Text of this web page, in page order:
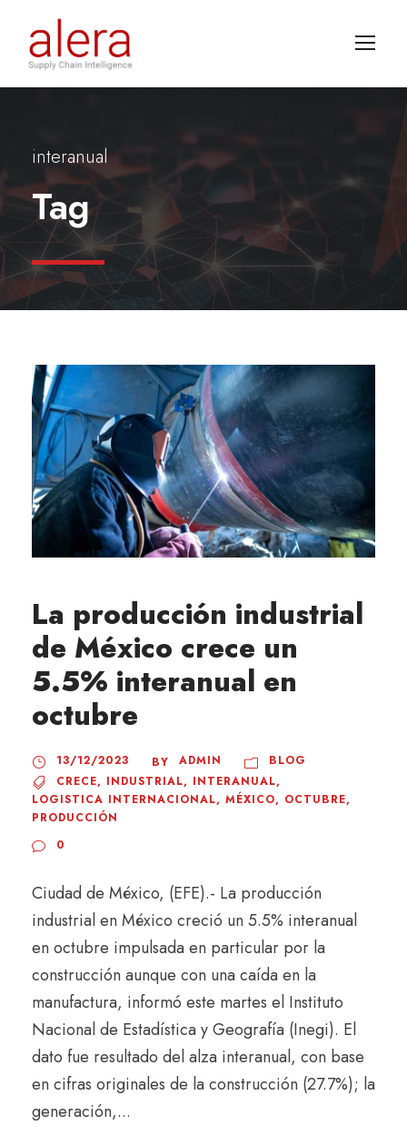
interanual
Tag
La producción industrial
de México crece un
5.5% interanual en
octubre
13/12/2023 BY ADMIN
BLOG
CRECE, INDUSTRIAL, INTERANUAL,
LOGISTICA INTERNACIONAL, MÉXICO, OCTUBRE,
PRODUCCIÓN
0
Ciudad de México, (EFE).- La producción
industrial en México creció un 5.5% interanual
en octubre impulsada en particular por la
construcción aunque con una caída en la
manufactura, informó este martes el Instituto
Nacional de Estadística y Geografía (Inegi). El
dato fue resultado del alza interanual, con base
en cifras originales de la construcción (27.7%); la
generación,...